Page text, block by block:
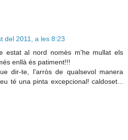
del 2011, a les 8:23
estat al nord nomès m'he mullat els
enllà és patiment!!!
dir-te, l'arròs de qualsevol manera
té una pinta excepcional! caldoset...